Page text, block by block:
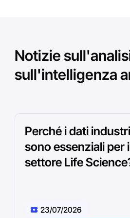
Notizie
sull'intelligenza
Perché i dati
sono essenziali per
settore Life
23/07/2026